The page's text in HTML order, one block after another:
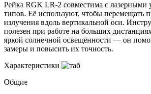
Рейка RGK LR‑2 совместима с лазерными
типов. Её используют, чтобы перемещать
излучения вдоль вертикальной оси.
полезен при работе на больших
яркой солнечной освещённости — он
замеры и повысить их точность.
Характеристики
Общие